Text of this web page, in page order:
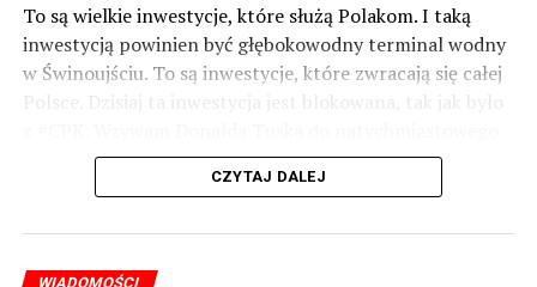
To są wielkie inwestycje, które służą Polakom. I taką
inwestycją powinien być głębokowodny terminal wodny
w Świnoujściu. To są inwestycje, które zwracają się całej
Polsce. Dzisiaj ta inwestycja jest blokowana, tak jak było
odblokowania CPK.
wykorzystać wspaniały potencjał Zachodniego Pomorza,
o którym śp. Lech Kaczyński powiedział, że jest naszą
CZYTAJ DALEJ
WIADOMOŚCI